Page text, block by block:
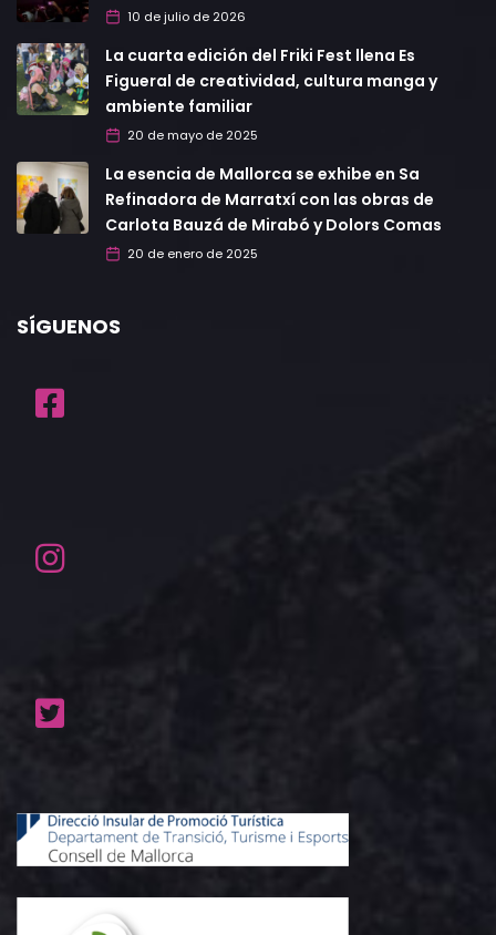
10 de julio de 2026
La cuarta edición del Friki Fest llena Es
Figueral de creatividad, cultura manga y
ambiente familiar
20 de mayo de 2025
La esencia de Mallorca se exhibe en Sa
Refinadora de Marratxí con las obras de
Carlota Bauzá de Mirabó y Dolors Comas
20 de enero de 2025
SÍGUENOS